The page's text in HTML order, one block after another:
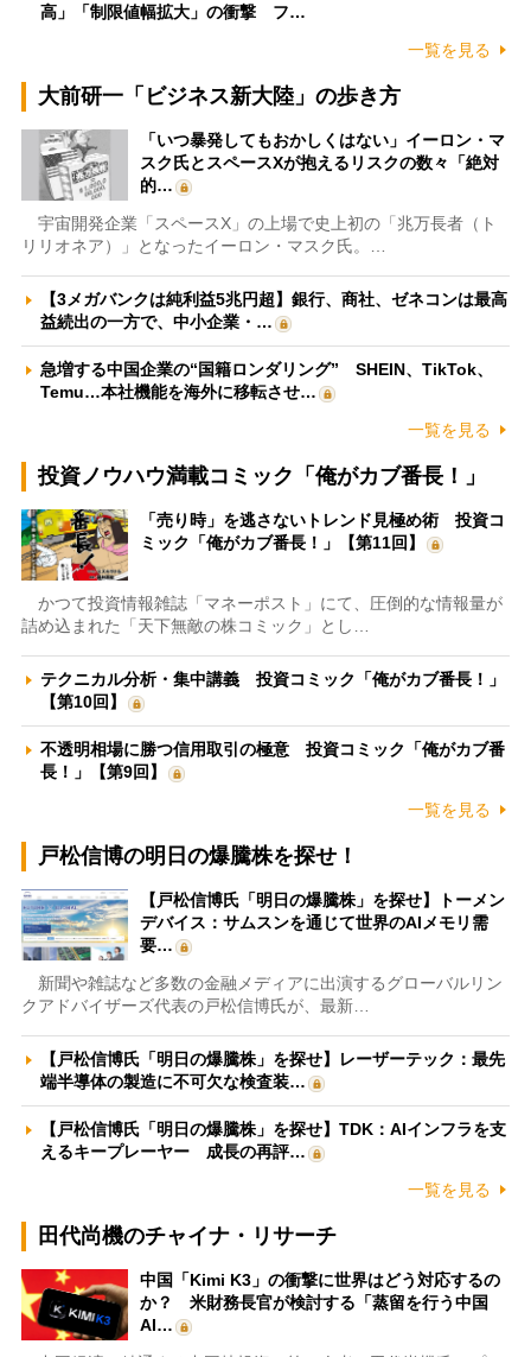
高」「制限値幅拡大」の衝撃 フ…
一覧を見る
大前研一「ビジネス新大陸」の歩き方
「いつ暴発してもおかしくはない」イーロン・マ
スク氏とスペースXが抱えるリスクの数々「絶対
的…
宇宙開発企業「スペースX」の上場で史上初の「兆万長者（ト
リリオネア）」となったイーロン・マスク氏。…
【3メガバンクは純利益5兆円超】銀行、商社、ゼネコンは最高
益続出の一方で、中小企業・…
急増する中国企業の“国籍ロンダリング” SHEIN、TikTok、
Temu…本社機能を海外に移転させ…
一覧を見る
投資ノウハウ満載コミック「俺がカブ番長！」
「売り時」を逃さないトレンド見極め術 投資コ
ミック「俺がカブ番長！」【第11回】
かつて投資情報雑誌「マネーポスト」にて、圧倒的な情報量が
詰め込まれた「天下無敵の株コミック」とし…
テクニカル分析・集中講義 投資コミック「俺がカブ番長！」
【第10回】
不透明相場に勝つ信用取引の極意 投資コミック「俺がカブ番
長！」【第9回】
一覧を見る
戸松信博の明日の爆騰株を探せ！
【戸松信博氏「明日の爆騰株」を探せ】トーメン
デバイス：サムスンを通じて世界のAIメモリ需
要…
新聞や雑誌など多数の金融メディアに出演するグローバルリン
クアドバイザーズ代表の戸松信博氏が、最新…
【戸松信博氏「明日の爆騰株」を探せ】レーザーテック：最先
端半導体の製造に不可欠な検査装…
【戸松信博氏「明日の爆騰株」を探せ】TDK：AIインフラを支
えるキープレーヤー 成長の再評…
一覧を見る
田代尚機のチャイナ・リサーチ
中国「Kimi K3」の衝撃に世界はどう対応するの
か？ 米財務長官が検討する「蒸留を行う中国
AI…